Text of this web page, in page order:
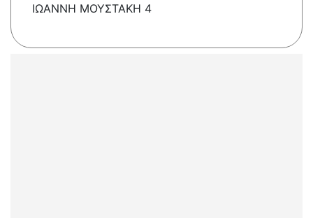
ΙΩΑΝΝΗ ΜΟΥΣΤΑΚΗ 4